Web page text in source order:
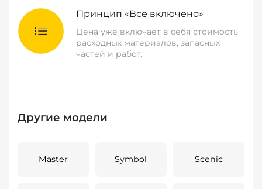
Принцип «Все включено»
Цена уже включает в себя стоимость
расходных материалов, запасных
частей и работ.
Другие модели
Master Symbol Scenic